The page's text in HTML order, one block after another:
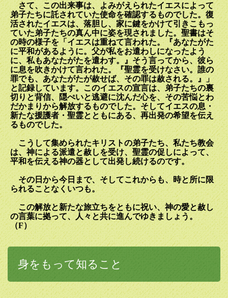
さて、この出来事は、よみがえられたイエスによって
弟子たちに託されていた使命を確認するものでした。復
活されたイエスは、落胆し、家に鍵をかけて引きこもっ
ていた弟子たちの真ん中に姿を現されました。聖書はそ
の時の様子を「イエスは重ねて言われた。『あなたがた
に平和があるように。父が私をお遣わしになったよう
に、私もあなたがたを遣わす。』そう言ってから、彼ら
に息を吹きかけて言われた。『聖霊を受けなさい。誰の
罪でも、あなたがたが赦せば、その罪は赦される。』」
と記録しています。このイエスの宣言は、弟子たちの裏
切りと背信、隠ぺいと逃避に沈んだ心を、その苦悩とわ
だかまりから解放するものでした。そしてイエスの息・
新たな援護者・聖霊とともにある、再出発の希望を伝え
るものでした。
こうして集められたキリストの弟子たち、私たち教会
は、神による派遣と赦しを受け、聖霊の促しによって、
平和を伝える神の器として出発し続けるのです。
その日から今日まで、そしてこれからも、時と所に限
られることなくいつも。
この解放と新たな旅立ちをともに祝い、神の愛と赦し
の言葉に拠って、人々と共に進んでゆきましょう。
（F）
身をもって知ること